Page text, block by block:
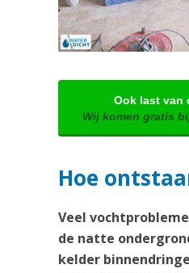
Ook last van
Wij komen gratis
Hoe
Veel
de natte
kelder